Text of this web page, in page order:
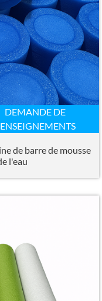
DEMANDE DE
de barre de mousse
l'eau